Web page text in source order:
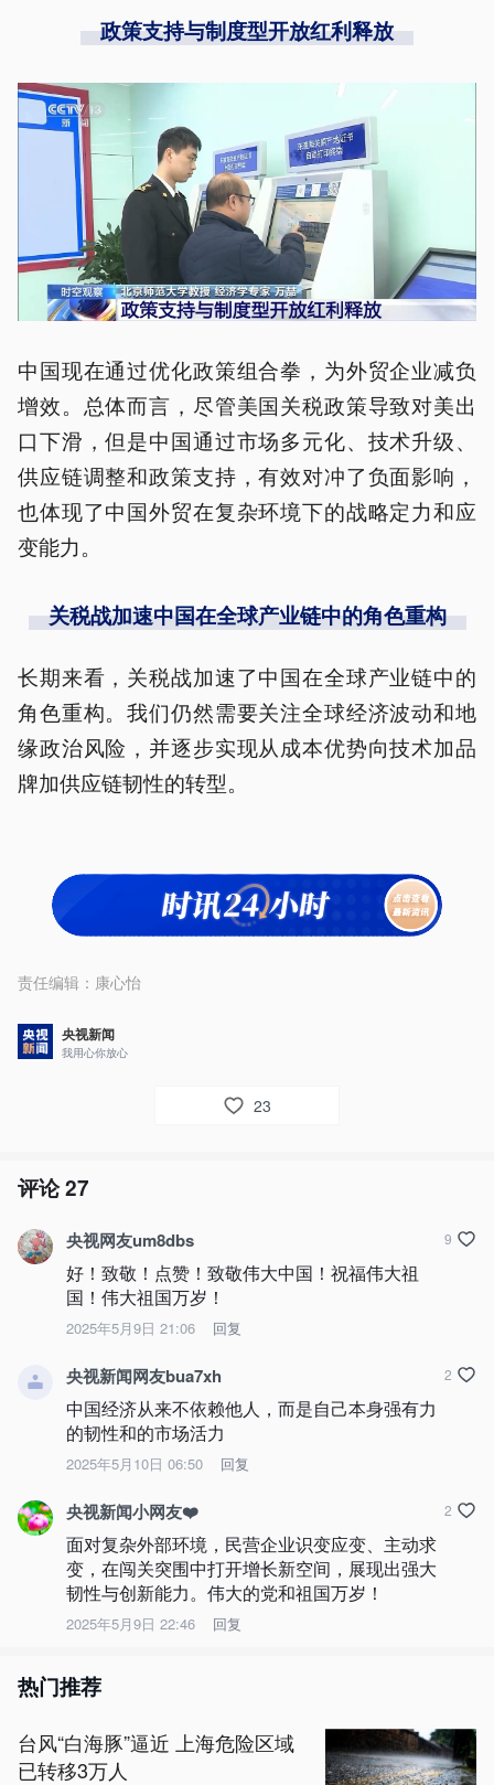
政策支持与制度型开放红利释放
中国现在通过优化政策组合拳，为外贸企业减负
增效。总体而言，尽管美国关税政策导致对美出
口下滑，但是中国通过市场多元化、技术升级、
供应链调整和政策支持，有效对冲了负面影响，
也体现了中国外贸在复杂环境下的战略定力和应
变能力。
关税战加速中国在全球产业链中的角色重构
长期来看，关税战加速了中国在全球产业链中的
角色重构。我们仍然需要关注全球经济波动和地
缘政治风险，并逐步实现从成本优势向技术加品
牌加供应链韧性的转型。
责任编辑： 康心怡
央视新闻
我用心你放心
23
评论27
央视网友um8dbs
好！致敬！点赞！致敬伟大中国！祝福伟大祖
国！伟大祖国万岁！
2025年5月9日 21:06 回复
9
央视新闻网友bua7xh
中国经济从来不依赖他人，而是自己本身强有力
的韧性和的市场活力
2025年5月10日 06:50 回复
2
央视新闻小网友❤️
面对复杂外部环境，民营企业识变应变、主动求
变，在闯关突围中打开增长新空间，展现出强大
韧性与创新能力。伟大的党和祖国万岁！
2025年5月9日 22:46 回复
2
热门推荐
台风“白海豚”逼近 上海危险区域
已转移3万人